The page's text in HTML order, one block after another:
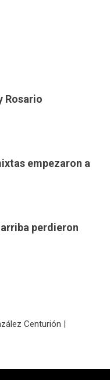
Rosario
empezaron a
perdieron
Centurión |